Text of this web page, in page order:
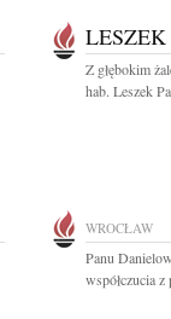
Z głębokim
hab. Leszek
WROCŁAW
Panu
współczucia